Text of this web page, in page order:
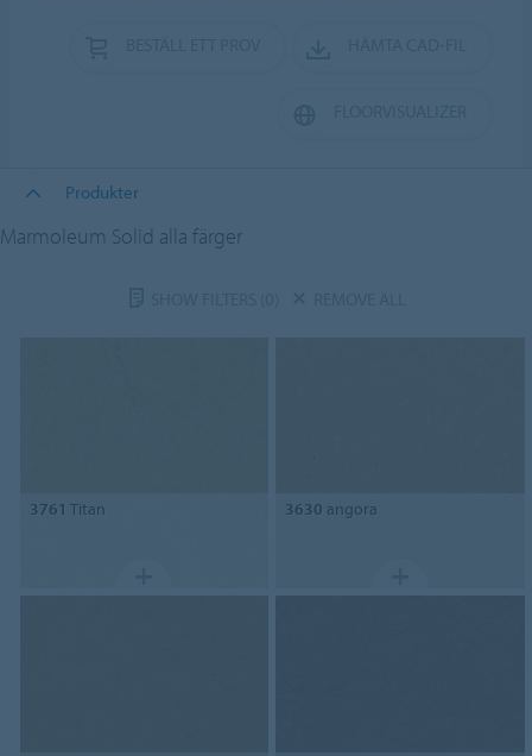
Produkter
Marmoleum Solid alla färger
3761 Titan 3630 angora